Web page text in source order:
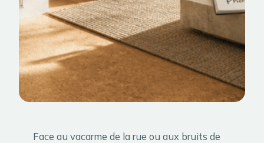
Face au vacarme de la rue ou aux bruits de